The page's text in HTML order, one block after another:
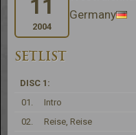
11
2004
Germany
SETLIST
DISC 1:
01.
Intro
02.
Reise, Reise